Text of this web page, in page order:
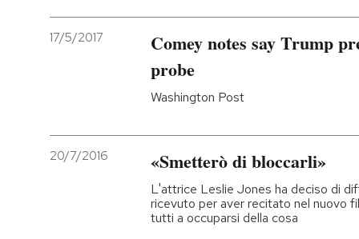
17/5/2017
Comey notes say Trump
probe
Washington Post
20/7/2016 «Smetterò di bloccarli»
L'attrice Leslie Jones ha deciso di
ricevuto per aver recitato nel nuovo
tutti a occuparsi della cosa